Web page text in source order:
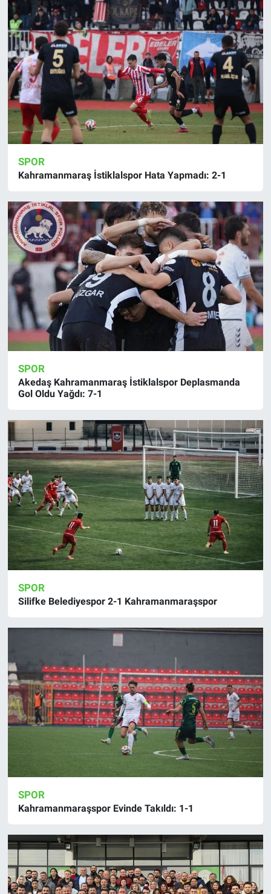
SPOR
Kahramanmaraş İstiklalspor Hata Yapmadı: 2-1
SPOR
Akedaş Kahramanmaraş İstiklalspor Deplasmanda
Gol Oldu Yağdı: 7-1
SPOR
Silifke Belediyespor 2-1 Kahramanmaraşspor
SPOR
Kahramanmaraşspor Evinde Takıldı: 1-1